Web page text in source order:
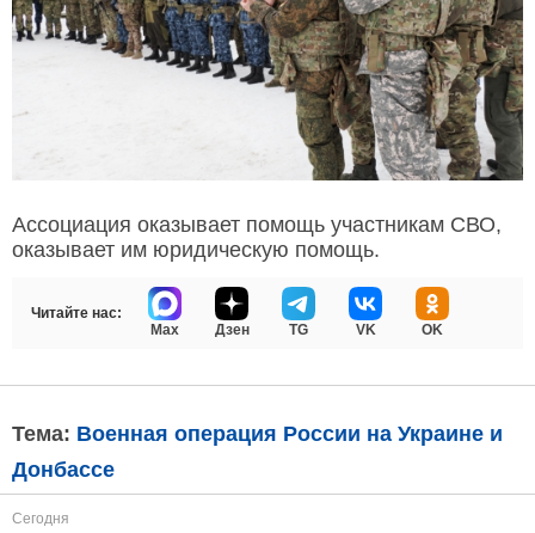
Ассоциация оказывает помощь участникам СВО,
оказывает им юридическую помощь.
Читайте нас:
Max
Дзен TG VK OK
Тема: Военная операция России на Украине и
Донбассе
Сегодня